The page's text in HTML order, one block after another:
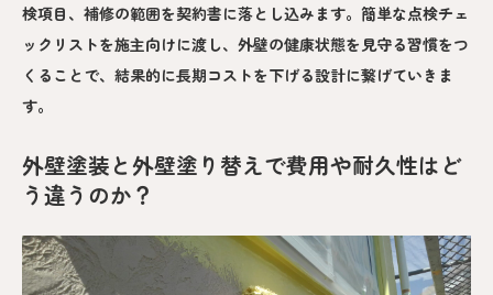
検項目、補修の範囲を契約書に落とし込みます。簡単な点検チェ
ックリストを施主向けに渡し、外壁の健康状態を見守る習慣をつ
くることで、結果的に長期コストを下げる設計に繋げていきま
す。
外壁塗装と外壁塗り替えで費用や耐久性はど
う違うのか？